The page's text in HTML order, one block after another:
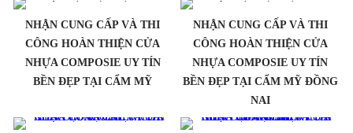
NHẬN CUNG CẤP VÀ THI
CÔNG HOÀN THIỆN CỬA
NHỰA COMPOSIE UY TÍN
BỀN ĐẸP TẠI CẨM MỸ
NHẬN CUNG CẤP VÀ THI
CÔNG HOÀN THIỆN CỬA
NHỰA COMPOSIE UY TÍN
BỀN ĐẸP TẠI CẨM MỸ ĐỒNG
NAI